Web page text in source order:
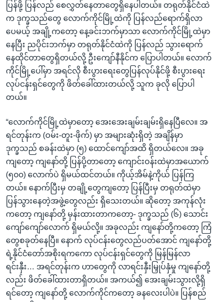
ပြန်ဖို့ ပြန်လည် စေလွှတ်နေတာတွေရှိနေပါတယ်။ တရုတ်နိုင်ငံထဲ
က ဒုက္ခသည်တွေ လောက်ကိုင်မြို့ထဲကို ပြန်လည်ရောက်ရှိလာ
ပေမယ့် အချို့ကတော့ နေ့ခင်းဘက်မှာသာ လောက်ကိုင်မြို့ထဲမှာ
နေပြီး ညပိုင်းဘက်မှာ တရုတ်နိုင်ငံထဲကို ပြန်လည် သွားရောက်
နေထိုင်တာတွေရှိတယ်လို့ ဦးကျော်နီနိုင်က ပြောပါတယ်။ လောက်
ကိုင်မြို့ပေါ်မှာ အရင်လို စီးပွားရေးတွေပြန်လုပ်နိုင်ဖို့ စီးပွားရေး
လုပ်ငန်းရှင်တွေကို ဖိတ်ခေါ်ထားတယ်လို့ သူက ခုလို ပြောပါ
တယ်။
“လောက်ကိုင်မြို့ထဲမှာတော့ အေးအေးချမ်းချမ်းရှိနေပြီလေ။ အ
ရင်တုန်းက (ဝမ်း-တူး-ဖိုက်) မှာ အများဆုံးရှိတဲ့ အချိန်မှာ
ဒုက္ခသည် စခန်းထဲမှာ (၅) ထောင်ကျော်အထိ ရှိတယ်လေ။ အခု
ကျတော့ ကျနော်တို့ ပြန်ပို့တာတော့ ကျောင်းဝန်းထဲမှာအယောက်
(၅၀၀) လောက်ပဲ ရှိမယ်ထင်တယ်။ ကိုယ့်အိမ်နဲ့ကိုယ် ပြန်ကြ
တယ်။ နောက်ပြီးမှ တချို့တွေကျတော့ ပြန်ပြီးမှ တရုတ်ထဲမှာ
ပြန်သွားနေတဲ့အဖွဲ့တွေလည်း ရှိသေးတယ်။ ဆိုတော့ အကုန်လုံး
ကတော့ ကျနော်တို့ မှန်းထားတာကတော့- ဒုက္ခသည် (၆) သောင်း
ကျော်ကျော်လောက် ရှိမယ်လို့။ အခုလည်း ကျနော်တို့ကတော့ ကြံ
တွေစခုတ်နေပြီ။ နောက် လုပ်ငန်းတွေလည်ပတ်အောင် ကျနော်တို့
ရဲ့နိုင်ငံတော်အစိုးရကကော လုပ်ငန်းရှင်တွေကို မြန်မြန်လာ
ရင်းနှီး… အရင်တုန်းက ဟာတွေကို လာရင်းနှီးမြှုပ်နှံမှု ကျနော်တို့
လည်း ဖိတ်ခေါ်ထားတာရှိတယ်။ အကယ်၍ အေးချမ်းသွားလို့ရှိ
ရင်တော့ ကျနော်တို့ လောက်ကိုင်ကတော့ ခနလေးပါပဲ။ ပြန်စည်